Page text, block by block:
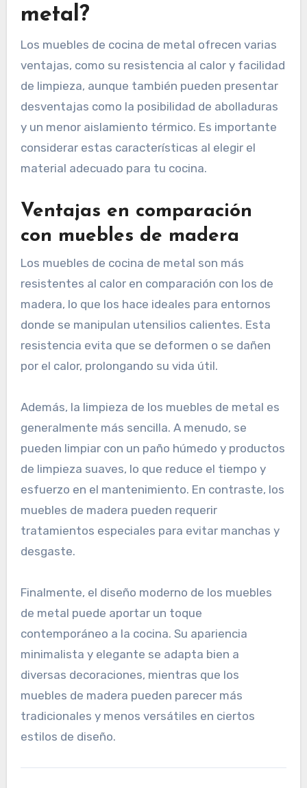
metal?
Los muebles de cocina de metal ofrecen varias
ventajas, como su resistencia al calor y facilidad
de limpieza, aunque también pueden presentar
desventajas como la posibilidad de abolladuras
y un menor aislamiento térmico. Es importante
considerar estas características al elegir el
material adecuado para tu cocina.
Ventajas en comparación
con muebles de madera
Los muebles de cocina de metal son más
resistentes al calor en comparación con los de
madera, lo que los hace ideales para entornos
donde se manipulan utensilios calientes. Esta
resistencia evita que se deformen o se dañen
por el calor, prolongando su vida útil.
Además, la limpieza de los muebles de metal es
generalmente más sencilla. A menudo, se
pueden limpiar con un paño húmedo y productos
de limpieza suaves, lo que reduce el tiempo y
esfuerzo en el mantenimiento. En contraste, los
muebles de madera pueden requerir
tratamientos especiales para evitar manchas y
desgaste.
Finalmente, el diseño moderno de los muebles
de metal puede aportar un toque
contemporáneo a la cocina. Su apariencia
minimalista y elegante se adapta bien a
diversas decoraciones, mientras que los
muebles de madera pueden parecer más
tradicionales y menos versátiles en ciertos
estilos de diseño.